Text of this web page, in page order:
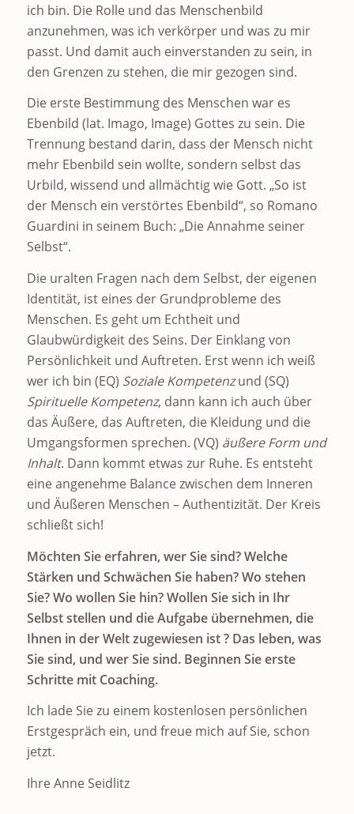
ich bin. Die Rolle und das Menschenbild
anzunehmen, was ich verkörper und was zu mir
passt. Und damit auch einverstanden zu sein, in
den Grenzen zu stehen, die mir gezogen sind.
Die erste Bestimmung des Menschen war es
Ebenbild (lat. Imago, Image) Gottes zu sein. Die
Trennung bestand darin, dass der Mensch nicht
mehr Ebenbild sein wollte, sondern selbst das
Urbild, wissend und allmächtig wie Gott. „So ist
der Mensch ein verstörtes Ebenbild“, so Romano
Guardini in seinem Buch: „Die Annahme seiner
Selbst“.
Die uralten Fragen nach dem Selbst, der eigenen
Identität, ist eines der Grundprobleme des
Menschen. Es geht um Echtheit und
Glaubwürdigkeit des Seins. Der Einklang von
Persönlichkeit und Auftreten. Erst wenn ich weiß
wer ich bin (EQ) Soziale Kompetenzund (SQ)
Spirituelle Kompetenz, dann kann ich auch über
das Äußere, das Auftreten, die Kleidung und die
Umgangsformen sprechen. (VQ) äußere Form und
Inhalt. Dann kommt etwas zur Ruhe. Es entsteht
eine angenehme Balance zwischen dem Inneren
und Äußeren Menschen – Authentizität. Der Kreis
schließt sich!
Möchten Sie erfahren, wer Sie sind? Welche
Stärken und Schwächen Sie haben? Wo stehen
Sie? Wo wollen Sie hin? Wollen Sie sich in Ihr
Selbst stellen und die Aufgabe übernehmen, die
Ihnen in der Welt zugewiesen ist ? Das leben, was
Sie sind, und wer Sie sind. Beginnen Sie erste
Schritte mit Coaching.
Ich lade Sie zu einem kostenlosen persönlichen
Erstgespräch ein, und freue mich auf Sie, schon
jetzt.
Ihre Anne Seidlitz